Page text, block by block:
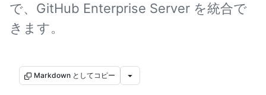
で、GitHub Enterprise Server を統合で
きます。
Markdown としてコピー